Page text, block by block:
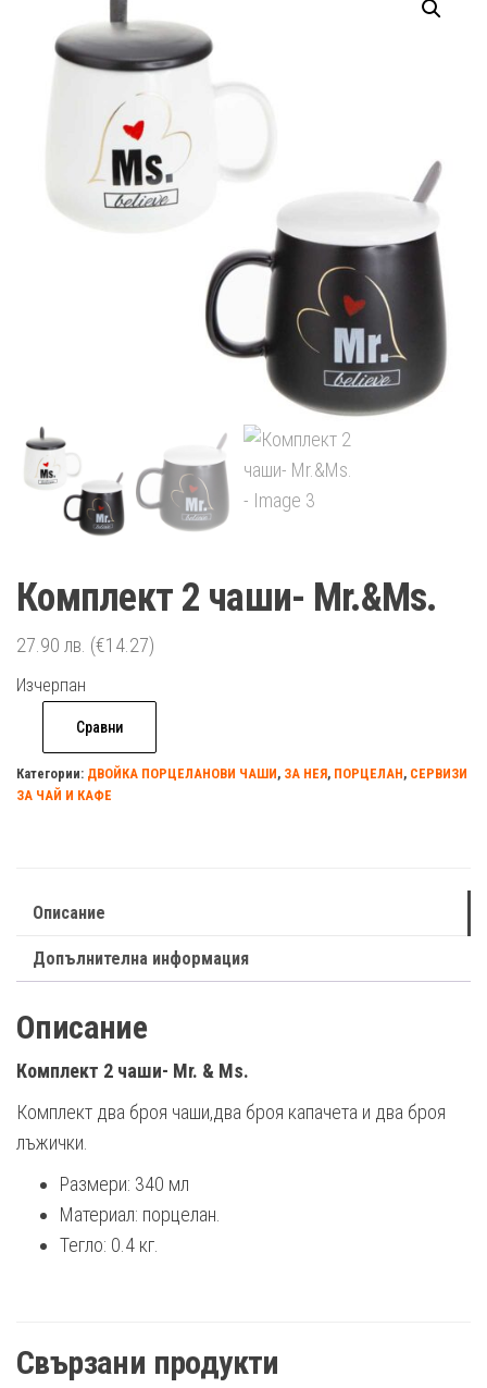
Комплект 2 чаши- Mr.&Ms.
27.90 лв. (€14.27)
Изчерпан
Сравни
Категории: ДВОЙКА ПОРЦЕЛАНОВИ ЧАШИ, ЗА НЕЯ, ПОРЦЕЛАН, СЕРВИЗИ
ЗА ЧАЙ И КАФЕ
Описание
Допълнителна информация
Описание
Комплект 2 чаши- Mr. & Ms.
Комплект два броя чаши,два броя капачета и два броя
лъжички.
Размери: 340 мл
Материал: порцелан.
Тегло: 0.4 кг.
Свързани продукти